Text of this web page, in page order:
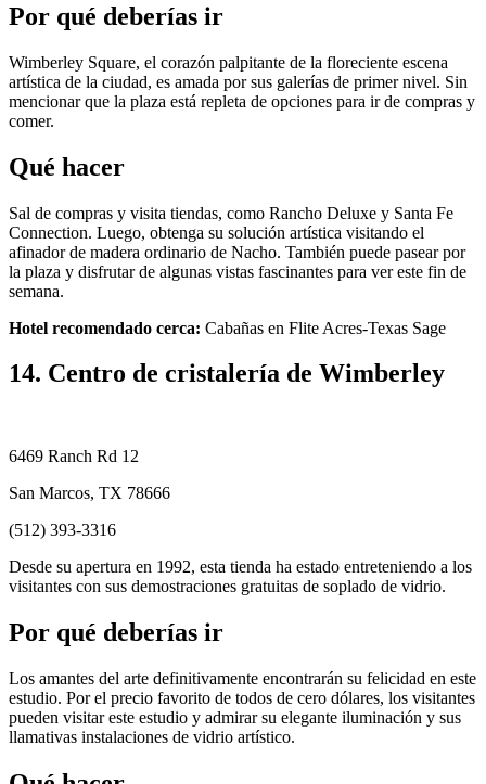
Por qué deberías ir
Wimberley Square, el corazón palpitante de la floreciente escena
artística de la ciudad, es amada por sus galerías de primer nivel. Sin
mencionar que la plaza está repleta de opciones para ir de compras y
comer.
Qué hacer
Sal de compras y visita tiendas, como Rancho Deluxe y Santa Fe
Connection. Luego, obtenga su solución artística visitando el
afinador de madera ordinario de Nacho. También puede pasear por
la plaza y disfrutar de algunas vistas fascinantes para ver este fin de
semana.
Hotel recomendado cerca: Cabañas en Flite Acres-Texas Sage
14. Centro de cristalería de Wimberley
6469 Ranch Rd 12
San Marcos, TX 78666
(512) 393-3316
Desde su apertura en 1992, esta tienda ha estado entreteniendo a los
visitantes con sus demostraciones gratuitas de soplado de vidrio.
Por qué deberías ir
Los amantes del arte definitivamente encontrarán su felicidad en este
estudio. Por el precio favorito de todos de cero dólares, los visitantes
pueden visitar este estudio y admirar su elegante iluminación y sus
llamativas instalaciones de vidrio artístico.